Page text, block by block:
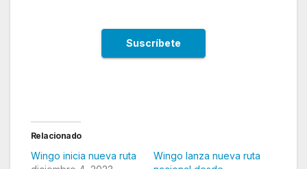
Relacionado
Wingo inicia nueva ruta
Wingo lanza nueva ruta